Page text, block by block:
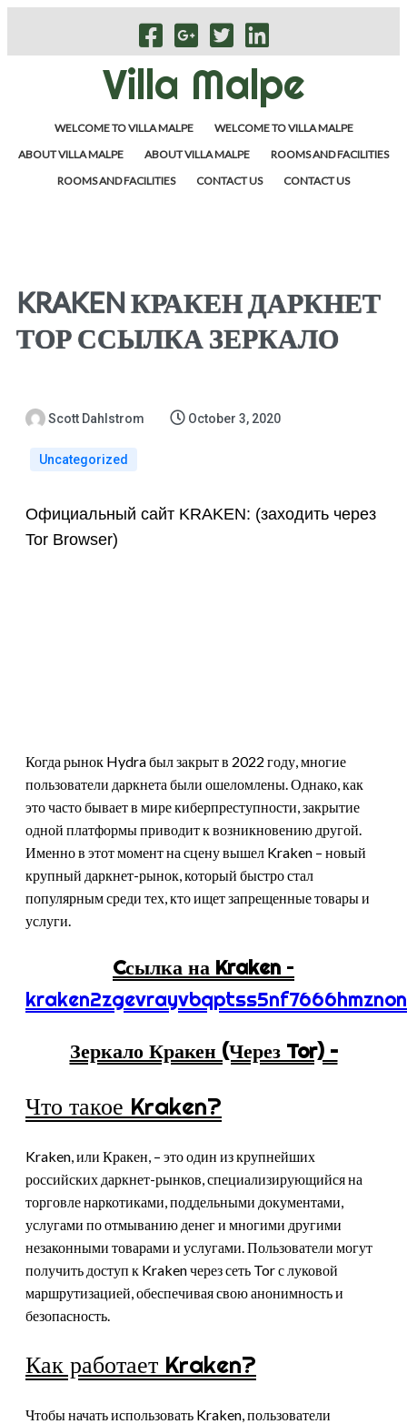
Villa Malpe
WELCOME TO VILLA MALPE
WELCOME TO VILLA MALPE
ABOUT VILLA MALPE
ABOUT VILLA MALPE
ROOMS AND FACILITIES
ROOMS AND FACILITIES
CONTACT US CONTACT US
KRAKEN КРАКЕН ДАРКНЕТ
ТОР ССЫЛКА ЗЕРКАЛО
Scott Dahlstrom October 3, 2020
Uncategorized
Официальный сайт KRAKEN: (заходить через
Tor Browser)
Когда рынок Hydra был закрыт в 2022 году, многие
пользователи даркнета были ошеломлены. Однако, как
это часто бывает в мире киберпреступности, закрытие
одной платформы приводит к возникновению другой.
Именно в этот момент на сцену вышел Kraken – новый
крупный даркнет-рынок, который быстро стал
популярным среди тех, кто ищет запрещенные товары и
услуги.
Cсылка на Kraken –
Зеркало Кракен (Через Tor) –
Что такое Kraken?
Kraken, или Кракен, – это один из крупнейших
российских даркнет-рынков, специализирующийся на
торговле наркотиками, поддельными документами,
услугами по отмыванию денег и многими другими
незаконными товарами и услугами. Пользователи могут
получить доступ к Kraken через сеть Tor с луковой
маршрутизацией, обеспечивая свою анонимность и
безопасность.
Как работает Kraken?
Чтобы начать использовать Kraken, пользователи